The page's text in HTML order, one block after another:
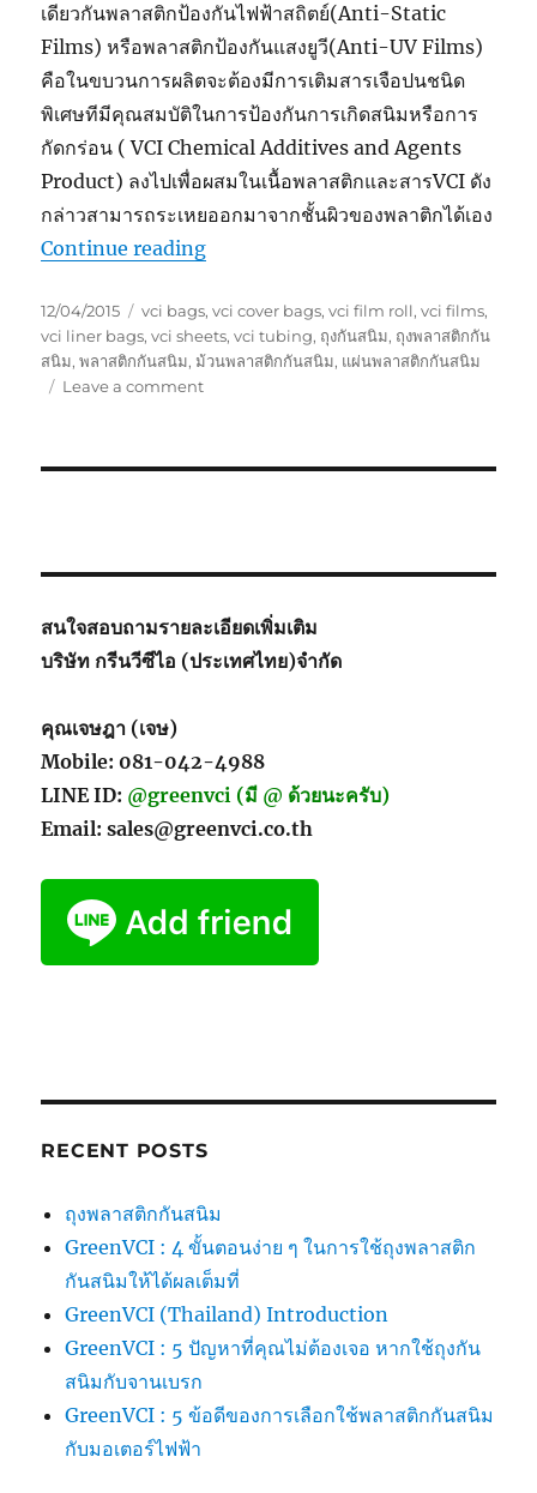
เดียวกันพลาสติกป้องกันไฟฟ้าสถิตย์(Anti-Static
Films) หรือพลาสติกป้องกันแสงยูวี(Anti-UV Films)
คือในขบวนการผลิตจะต้องมีการเติมสารเจือปนชนิด
พิเศษทีมีคุณสมบัติในการป้องกันการเกิดสนิมหรือการ
กัดกร่อน ( VCI Chemical Additives and Agents
Product) ลงไปเพื่อผสมในเนื้อพลาสติกและสารVCI ดัง
กล่าวสามารถระเหยออกมาจากชั้นผิวของพลาติกได้เอง
Continue reading“VCI Film or Anti-Corrosion Films
Posted
on
12/04/2015 Tags
vci bags,vci cover bags,vci film roll,vci films,
vci liner bags,vci sheets,vci tubing, ถุงกันสนิม, ถุงพลาสติกกัน
สนิม,พลาสติกกันสนิม,ม้วนพลาสติกกันสนิม, แผ่นพลาสติกกันสนิม
Leave a commenton
สนิม(ป้องกัน
การ
กัดกร่อน)
สนใจสอบถามรายละเอียดเพิ่มเติม
บริษัท กรีนวีซีไอ (ประเทศไทย)จำกัด
คุณเจษฎา (เจษ)
Mobile: 081-042-4988
LINE ID: @greenvci (มี @ ด้วยนะครับ)
Email: sales@greenvci.co.th
RECENT POSTS
ถุงพลาสติกกันสนิม
GreenVCI : 4 ขั้นตอนง่าย ๆ ในการใช้ถุงพลาสติก
กันสนิมให้ได้ผลเต็มที่
GreenVCI (Thailand) Introduction
GreenVCI : 5 ปัญหาที่คุณไม่ต้องเจอ หากใช้ถุงกัน
สนิมกับจานเบรก
GreenVCI : 5 ข้อดีของการเลือกใช้พลาสติกกันสนิม
กับมอเตอร์ไฟฟ้า